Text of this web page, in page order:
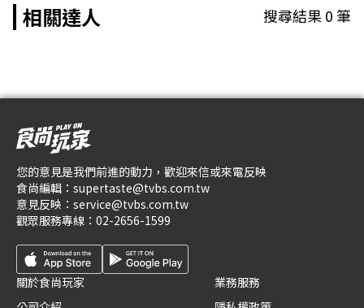
相關達人 搜尋結果0筆
您的意見是我們前進的動力，歡迎來信或來電反映
食尚編輯： supertaste@tvbs.com.tw
意見反映： service@tvbs.com.tw
觀眾服務專線： 02-2656-1599
關於食尚玩家
業務服務